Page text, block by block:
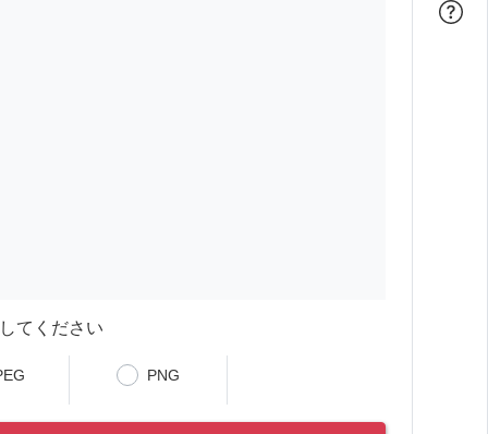
てください
PNG